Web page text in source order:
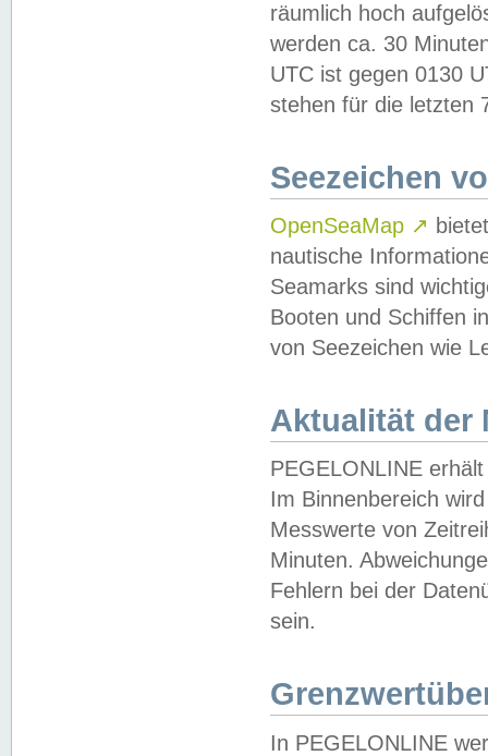
räumlich hoch
werden ca. 30
UTC ist gegen 0130
stehen für die letzten
Seezeichen
OpenSeaMap ↗
nautische
Seamarks sind
Booten und Schiffen
von Seezeichen wie
Aktualität der
PEGELONLINE
Im Binnenbereich
Messwerte von
Minuten.
Fehlern bei der
sein.
In PEGELONLINE